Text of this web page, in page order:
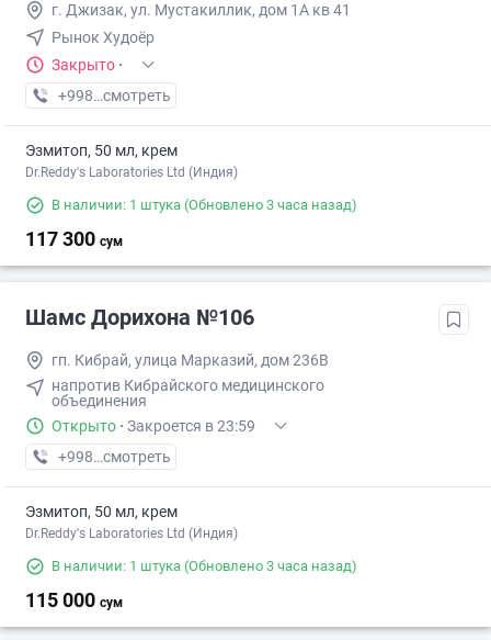
г. Джизак, ул. Мустакиллик, дом 1А кв 41
Рынок Худоёр
Закрыто ·
+998 (93) XXX-XX-XX
смотреть
Эзмитоп, 50 мл, крем
Dr.Reddy's Laboratories Ltd (Индия)
В наличии: 1 штука (Обновлено 3 часа назад)
117 300 сум
Шамс Дорихона №106
гп. Кибрай, улица Марказий, дом 236B
напротив Кибрайского медицинского
объединения
Открыто · Закроется в 23:59
+998 (99) XXX-XX-XX
смотреть
Эзмитоп, 50 мл, крем
Dr.Reddy's Laboratories Ltd (Индия)
В наличии: 1 штука (Обновлено 3 часа назад)
115 000 сум